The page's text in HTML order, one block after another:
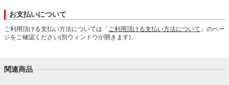
お支払いについて
ご利用頂ける支払い方法については「 ご利用頂ける支払い方法について 」のペー
ジをご確認ください(別ウィンドウが開きます)。
関連商品